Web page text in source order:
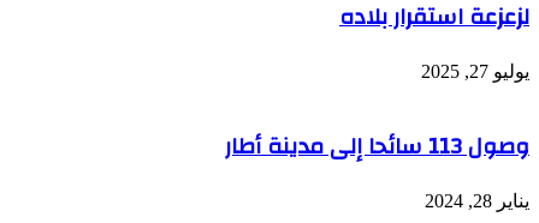
لزعزعة استقرار بلاده
يوليو 27, 2025
وصول 113 سائحا إلى مدينة أطار
يناير 28, 2024